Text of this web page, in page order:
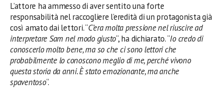
L’attore ha ammesso di aver sentito una forte
responsabilità nel raccogliere l’eredità di un protagonista già
così amato dai lettori. “C’era molta pressione nel riuscire ad
interpretare Sam nel modo giusto“, ha dichiarato. “Io credo di
conoscerlo molto bene, ma so che ci sono lettori che
probabilmente lo conoscono meglio di me, perché vivono
questa storia da anni. È stato emozionante, ma anche
spaventoso“.